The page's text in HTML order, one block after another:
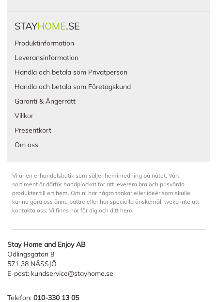
STAYHOME.SE
Produktinformation
Leveransinformation
Handla och betala som Privatperson
Handla och betala som Företagskund
Garanti & Ångerrätt
Villkor
Presentkort
Om oss
Vi är en e-handelsbutik som säljer heminredning på nätet. Vårt
sortiment är därför handplockat för att leverera bra och prisvärda
produkter till ert hem. Om ni har några tankar eller ideér som skulle
kunna göra oss ännu bättre eller har speciella önskemål, tveka inte att
kontakta oss. Vi finns här för dig och ditt hem.
Stay Home and Enjoy AB
Odlingsgatan 8
571 38 NÄSSJÖ
E-post: kundservice@stayhome.se
Telefon: 010-330 13 05